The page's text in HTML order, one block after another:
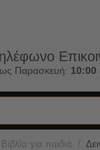
Παρασκευή: 10:00
για παιδιά /